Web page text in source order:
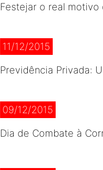
Festejar o real
11/12/2015
Previdência Privada:
09/12/2015
Dia de Combate à